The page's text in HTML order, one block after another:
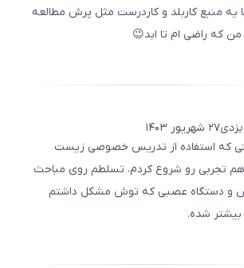
یه منبع کاربلد و کاردرست مثل پرش مطالعه
که راضی ام تا ابد😉
یزدی۲۷ شهریور ۱۴۰۳
که استفاده از تدریس خصوصی زیست
تجربی رو شروع کردم، تسلطم روی مباحث
و دستگاه عصبی که توش مشکل داشتم
بیشتر شده.